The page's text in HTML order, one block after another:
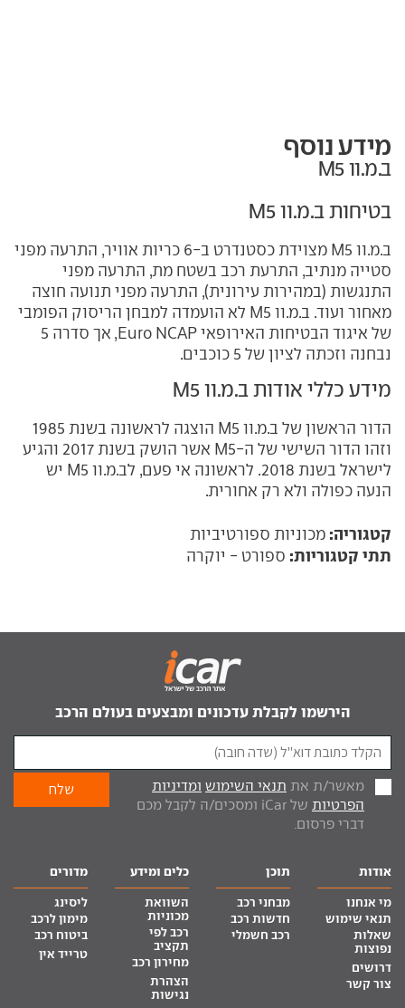
מידע נוסף
ב.מ.וו M5
בטיחות ב.מ.וו M5
ב.מ.וו M5 מצוידת כסטנדרט ב-6 כריות אוויר, התרעה מפני
סטייה מנתיב, התרעת רכב בשטח מת, התרעה מפני
התנגשות (במהירות עירונית), התרעה מפני תנועה חוצה
מאחור ועוד. ב.מ.וו M5 לא הועמדה למבחן הריסוק הפומבי
של איגוד הבטיחות האירופאי Euro NCAP, אך סדרה 5
נבחנה וזכתה לציון של 5 כוכבים.
מידע כללי אודות ב.מ.וו M5
הדור הראשון של ב.מ.וו M5 הוצגה לראשונה בשנת 1985
וזהו הדור השישי של ה-M5 אשר הושק בשנת 2017 והגיע
לישראל בשנת 2018. לראשונה אי פעם, לב.מ.וו M5 יש
הנעה כפולה ולא רק אחורית.
קטגוריה: מכוניות ספורטיביות
תתי קטגוריות: ספורט - יוקרה
הירשמו לקבלת עדכונים ומבצעים בעולם הרכב
מאשר/ת את תנאי השימוש ומדיניות
הפרטיות
של iCar ומסכים/ה לקבל מכם
דברי פרסום.
אודות
מי אנחנו
תנאי שימוש
שאלות
נפוצות
דרושים
צור קשר
תוכן
מבחני רכב
חדשות רכב
רכב חשמלי
כלים ומידע
השוואת
מכוניות
רכב לפי
תקציב
מחירון רכב
הצהרת
נגישות
מדורים
ליסינג
מימון לרכב
ביטוח רכב
טרייד אין